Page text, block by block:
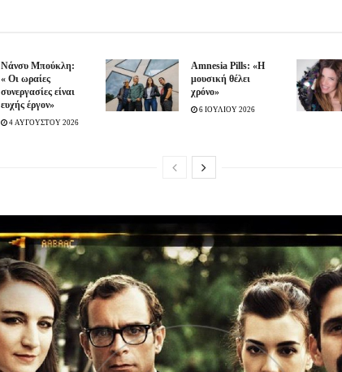
Νάνσυ Μπούκλη:
« Οι ωραίες
συνεργασίες είναι
ευχής έργον»
4 ΑΥΓΟΥΣΤΟΥ 2026
Amnesia Pills: «Η
μουσική θέλει
χρόνο»
6 ΙΟΥΛΙΟΥ 2026